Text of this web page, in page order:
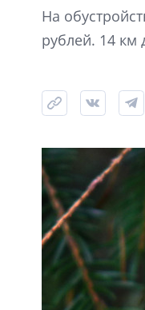
На
рублей. 14 км